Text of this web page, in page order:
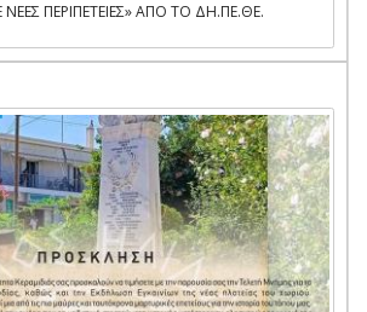
ΠΕΡΙΠΕΤΕΙΕΣ» ΑΠΟ ΤΟ ΔΗ.ΠΕ.ΘΕ.